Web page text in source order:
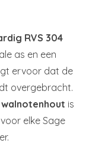
RVS 304
as en een
ervoor dat de
overgebracht.
walnotenhout is
elke Sage